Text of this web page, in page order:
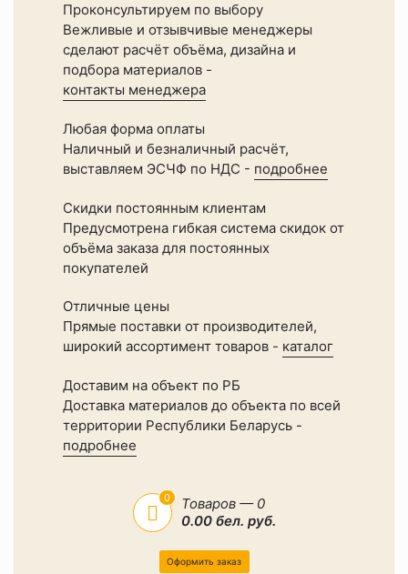
Проконсультируем по выбору
Вежливые и отзывчивые менеджеры
сделают расчёт объёма, дизайна и
подбора материалов -
контакты менеджера
Любая форма оплаты
Наличный и безналичный расчёт,
выставляем ЭСЧФ по НДС - подробнее
Скидки постоянным клиентам
Предусмотрена гибкая система скидок от
объёма заказа для постоянных
покупателей
Отличные цены
Прямые поставки от производителей,
широкий ассортимент товаров - каталог
Доставим на объект по РБ
Доставка материалов до объекта по всей
территории Республики Беларусь -
подробнее
0
Товаров — 0
0.00 бел. руб.
Оформить заказ